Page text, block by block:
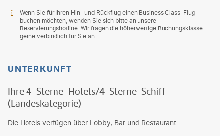
Wenn Sie für Ihren Hin- und Rückflug einen Business Class-Flug
buchen möchten, wenden Sie sich bitte an unsere
Reservierungshotline. Wir fragen die höherwertige Buchungsklasse
gerne verbindlich für Sie an.
UNTERKUNFT
Ihre 4-Sterne-Hotels/4-Sterne-Schiff
(Landeskategorie)
Die Hotels verfügen über Lobby, Bar und Restaurant.